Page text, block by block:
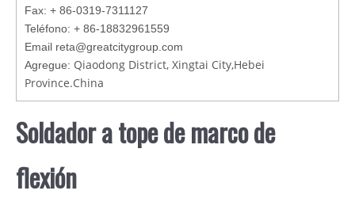
Fax: + 86-0319-7311127
Teléfono: + 86-18832961559
Email reta@greatcitygroup.com
Agregue: Qiaodong District, Xingtai City,Hebei
Province.China
Soldador a tope de marco de
flexión